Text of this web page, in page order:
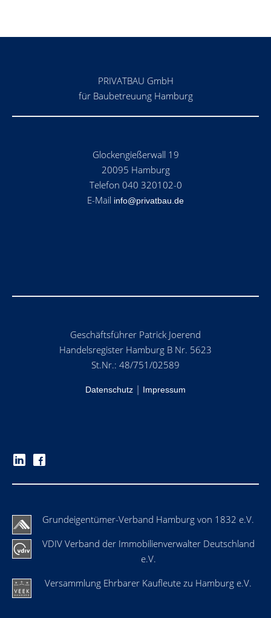
PRIVATBAU GmbH
für Baubetreuung Hamburg
Glockengießerwall 19
20095 Hamburg
Telefon 040 320102-0
E-Mail info@privatbau.de
Geschäftsführer Patrick Joerend
Handelsregister Hamburg B Nr. 5623
St.Nr.: 48/751/02589
Datenschutz | Impressum
Grundeigentümer-Verband Hamburg von 1832 e.V.
VDIV Verband der Immobilienverwalter Deutschland
e.V.
Versammlung Ehrbarer Kaufleute zu Hamburg e.V.